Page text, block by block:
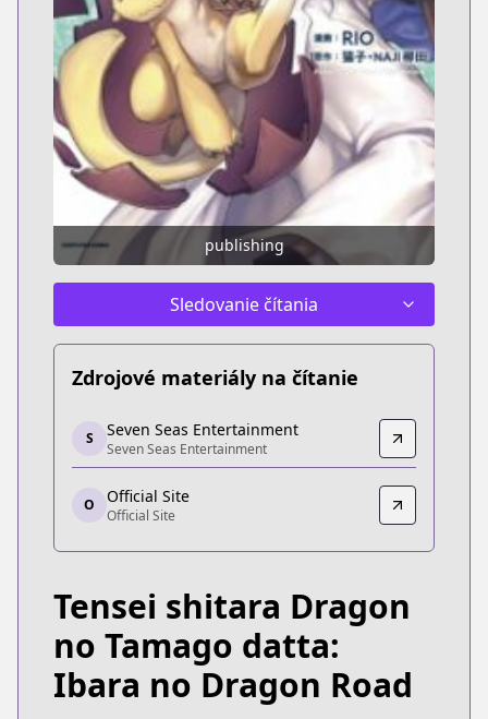
publishing
Sledovanie čítania
Zdrojové materiály na čítanie
Seven Seas Entertainment
Seven Seas Entertainment
https://sevenseasentertainment.com/series/
Official Site
Official Site
https://comic-earthstar.jp/detail/doratama/
S Seven Seas Entertainment
Seven Seas Entertainment
O Official Site
Official Site
Tensei shitara Dragon
no Tamago datta:
Ibara no Dragon Road